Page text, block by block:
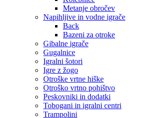
Metanje obročev
Napihljive in vodne igrače
Back
Bazeni za otroke
Gibalne igrače
Gugalnice
Igralni šotori
Igre z žogo
Otroške vrtne hiške
Otroško vrtno pohištvo
Peskovniki in dodatki
Tobogani in igralni centri
Trampolini